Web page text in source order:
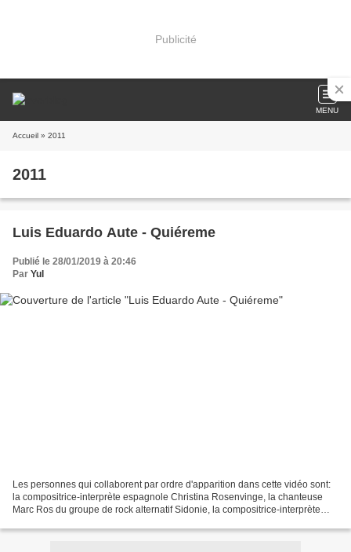
Publicité
MENU
Accueil » 2011
2011
Luis Eduardo Aute - Quiéreme
Publié le 28/01/2019 à 20:46
Par Yul
Les personnes qui collaborent par ordre d'apparition dans cette vidéo sont:
la compositrice-interprète espagnole Christina Rosenvinge, la chanteuse
Marc Ros du groupe de rock alternatif Sidonie, la compositrice-interprète